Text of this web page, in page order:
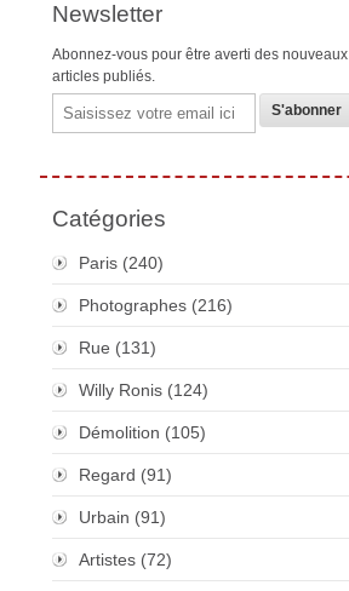
Newsletter
Abonnez-vous pour être averti des nouveaux
articles publiés.
Email
Catégories
Paris (240)
Photographes (216)
Rue (131)
Willy Ronis (124)
Démolition (105)
Regard (91)
Urbain (91)
Artistes (72)